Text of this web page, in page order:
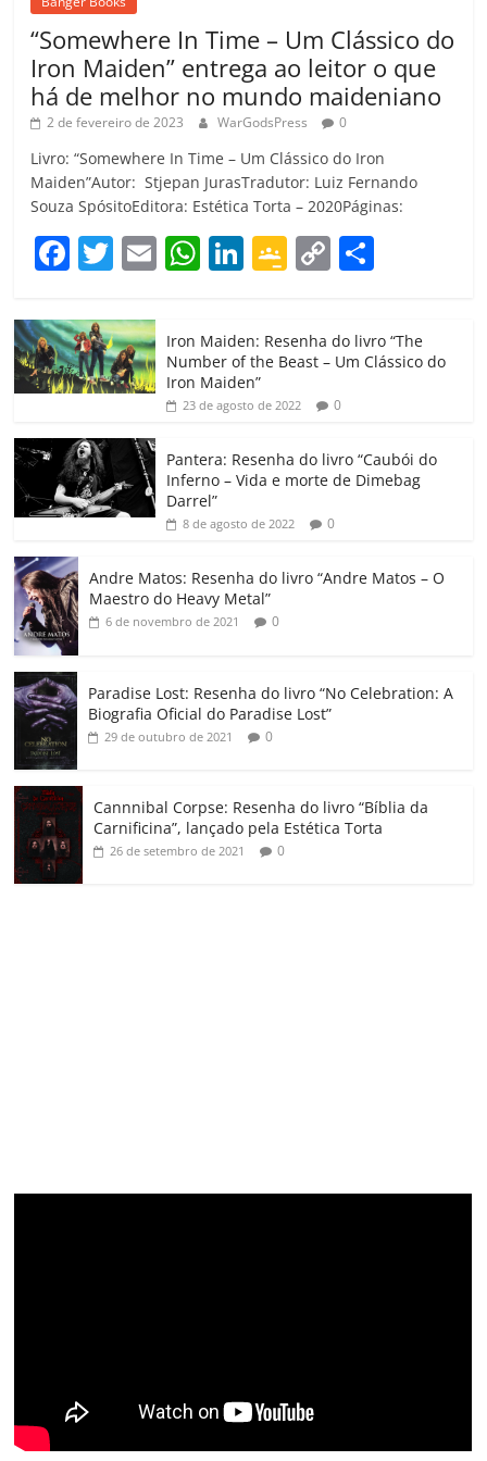
“Somewhere In Time – Um Clássico do
Iron Maiden” entrega ao leitor o que
há de melhor no mundo maideniano
2 de fevereiro de 2023 WarGodsPress 0
Livro: “Somewhere In Time – Um Clássico do Iron
Maiden”Autor: Stjepan JurasTradutor: Luiz Fernando
Souza SpósitoEditora: Estética Torta – 2020Páginas:
F
c
e
b
o
o
k
T
itt
er
E W
at
s
A
p
Li
e
dI
G
gl
e
Cl
a
ss
ro
o
C
p
y
Li
k
m
p
h
ar
Iron Maiden: Resenha do livro “The
Number of the Beast – Um Clássico do
Iron Maiden”
23 de agosto de 2022 0
Pantera: Resenha do livro “Caubói do
Inferno – Vida e morte de Dimebag
Darrel”
8 de agosto de 2022 0
Andre Matos: Resenha do livro “Andre Matos – O
Maestro do Heavy Metal”
6 de novembro de 2021 0
Paradise Lost: Resenha do livro “No Celebration: A
Biografia Oficial do Paradise Lost”
29 de outubro de 2021 0
Cannnibal Corpse: Resenha do livro “Bíblia da
Carnificina”, lançado pela Estética Torta
26 de setembro de 2021 0